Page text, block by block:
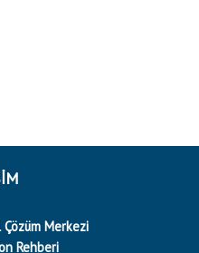
Merkezi
Rehberi